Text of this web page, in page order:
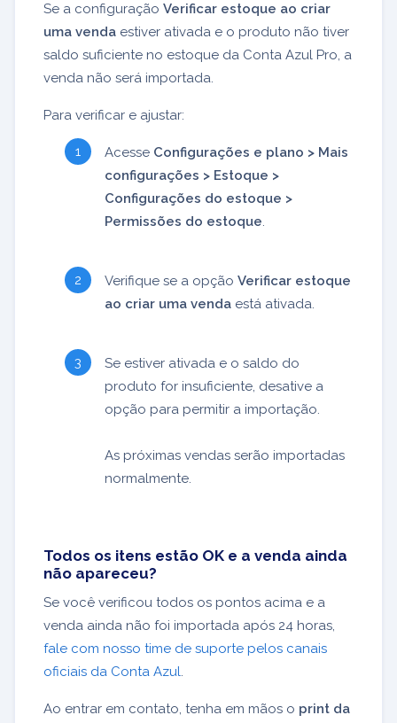
Se a configuração Verificar estoque ao criar
uma venda estiver ativada e o produto não tiver
saldo suficiente no estoque da Conta Azul Pro, a
venda não será importada.
Para verificar e ajustar:
Acesse Configurações e plano > Mais
configurações > Estoque >
Configurações do estoque >
Permissões do estoque.
Verifique se a opção Verificar estoque
ao criar uma venda está ativada.
Se estiver ativada e o saldo do
produto for insuficiente, desative a
opção para permitir a importação.
As próximas vendas serão importadas
normalmente.
Todos os itens estão OK e a venda ainda
não apareceu?
Se você verificou todos os pontos acima e a
venda ainda não foi importada após 24 horas,
fale com nosso time de suporte pelos canais
oficiais da Conta Azul.
Ao entrar em contato, tenha em mãos o print da